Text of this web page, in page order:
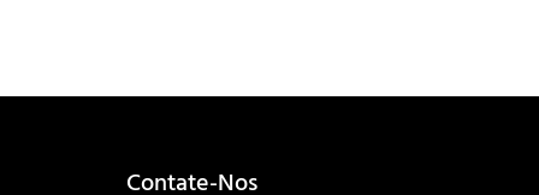
Contate-Nos